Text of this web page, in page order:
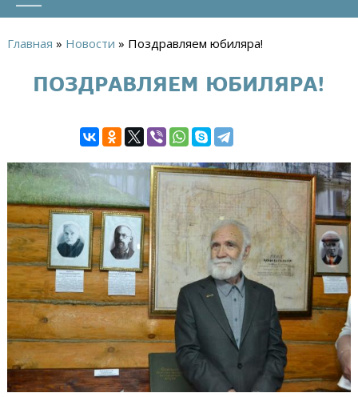
здесь
Главная » Новости » Поздравляем юбиляра!
ПОЗДРАВЛЯЕМ ЮБИЛЯРА!